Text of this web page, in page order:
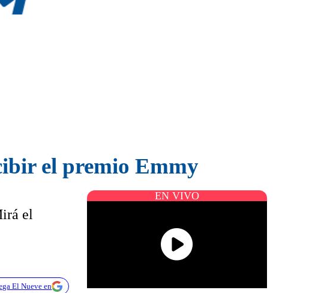
el premio Emmy
el
El Nueve en
EN VIVO